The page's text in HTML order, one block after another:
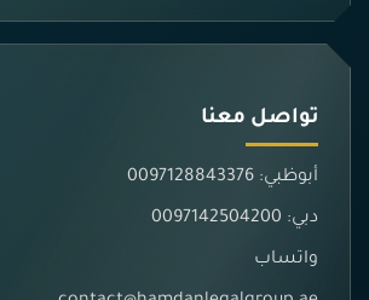
تواصل معنا
أبوظبي: 0097128843376
دبي: 0097142504200
واتساب